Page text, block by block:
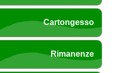
Cartongesso
Rimanenze